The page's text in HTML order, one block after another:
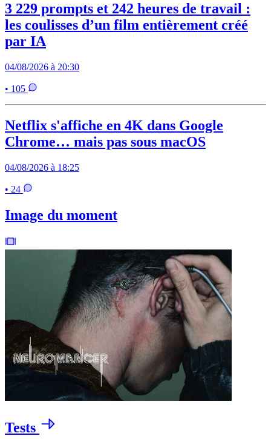
3 229 prompts et 242 heures de travail :
les coulisses d’un film entièrement créé
par IA
04/08/2026 à 20:30
• 105
Netflix s'affiche en 4K dans Google
Chrome… mais pas sous macOS
04/08/2026 à 18:25
• 24
Image du moment
Tests